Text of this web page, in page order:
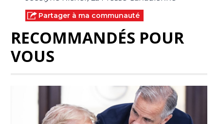
Partager à ma communauté
RECOMMANDÉS POUR
VOUS